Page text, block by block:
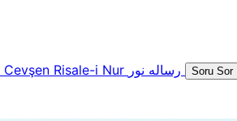
Cevşen Risale-i Nur Soru Sor